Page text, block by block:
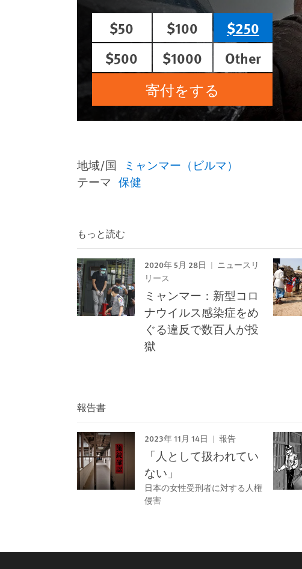
$50
$100
$250
$500
$1000
Other
寄付をする
地域/国
ミャンマー（ビルマ）
テーマ 保健
もっと読む
2020年 5月 28日
ニュースリ
リース
ミャンマー：新型コロ
ナウイルス感染症をめ
ぐる違反で数百人が投
獄
報告書
2023年 11月 14日 報告
「人として扱われてい
ない」
日本の女性受刑者に対する人権
侵害